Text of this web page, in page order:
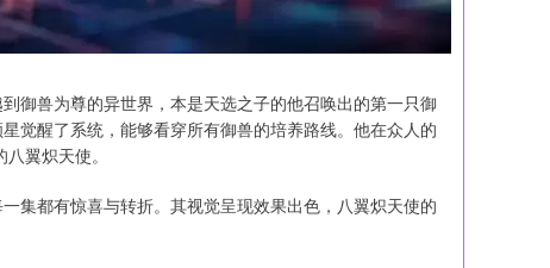
御兽为尊的异世界，本是天选之子的他召唤出的第一只御
觉醒了系统，能够看穿所有御兽的培养路线。他在众人的
翼炽天使。
集都有惊喜与转折。其视觉呈现效果出色，八翼炽天使的